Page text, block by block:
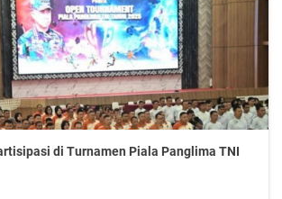
di Turnamen Piala Panglima TNI